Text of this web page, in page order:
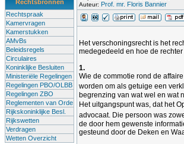
Rechtsbronnen
Rechtspraak
Kamervragen
Kamerstukken
AMvBs
Beleidsregels
Circulaires
Koninklijke Besluiten
Ministeriële Regelingen
Regelingen PBO/OLBB
Regelingen ZBO
Reglementen van Orde
Rijkskoninklijke Besl.
Rijkswetten
Verdragen
Wetten Overzicht
Auteur: Prof. mr. Floris Bannier
Het verschoningsrecht is het
medegedeeld en hoe de
1.
Wie de commotie rond de
worden om als getuige een
begrenzing van wat wel en wat
Het uitgangspunt was, dat het
advocaat. Die persoon was
de door hem gewenste
gesteund door de Deken en